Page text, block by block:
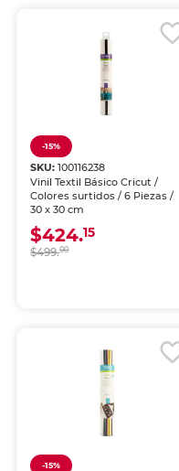
-15%
SKU:100116238
Vinil Textil Básico Cricut /
Colores surtidos / 6 Piezas /
30 x 30 cm
$424.15
$499.00
-15%